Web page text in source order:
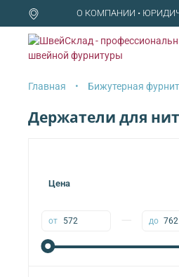
О КОМПАНИИ •
Главная Бижутерная
Держатели для
Цена
от до